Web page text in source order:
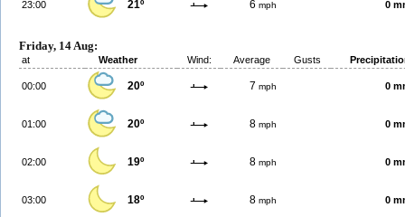
23:00 21º 6 mph 0
Friday, 14 Aug:
at Weather Wind: Average Gusts
00:00 20º 7 mph 0
01:00 20º 8 mph 0
02:00 19º 8 mph 0
03:00 18º 8 mph 0